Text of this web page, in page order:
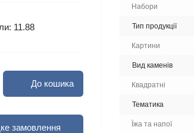
11.88
До кошика
замовлення
Набори
Тип продукції
Картини
Вид каменів
Квадратні
Тематика
Їжа та напої